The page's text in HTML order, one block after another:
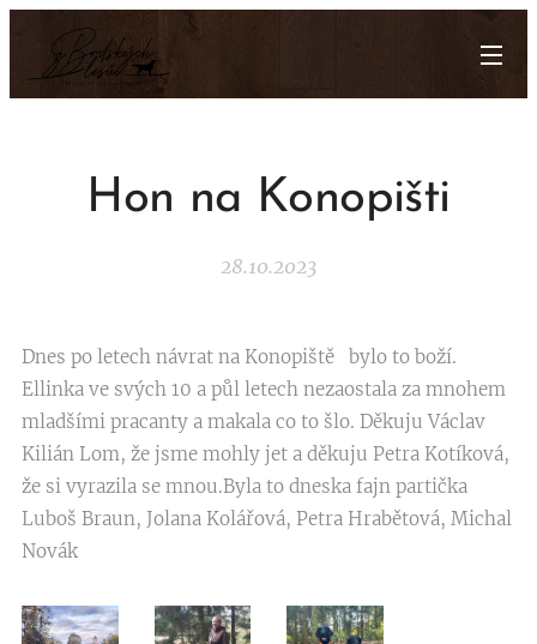
Hon na Konopišti
28.10.2023
Dnes po letech návrat na Konopiště bylo to boží.
Ellinka ve svých 10 a půl letech nezaostala za mnohem
mladšími pracanty a makala co to šlo. Děkuju Václav
Kilián Lom, že jsme mohly jet a děkuju Petra Kotíková,
že si vyrazila se mnou.Byla to dneska fajn partička
Luboš Braun, Jolana Kolářová, Petra Hrabětová, Michal
Novák